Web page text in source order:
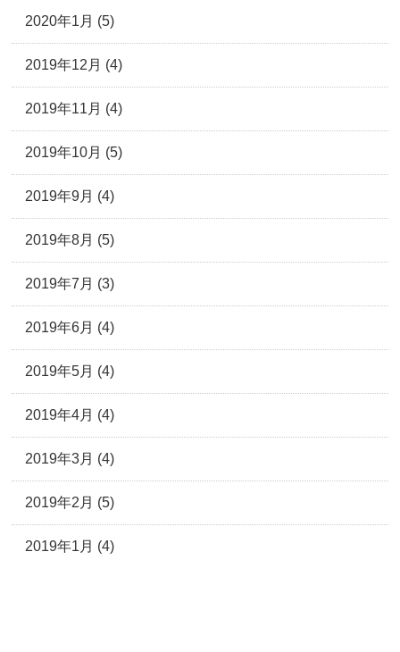
2020年1月 (5)
2019年12月 (4)
2019年11月 (4)
2019年10月 (5)
2019年9月 (4)
2019年8月 (5)
2019年7月 (3)
2019年6月 (4)
2019年5月 (4)
2019年4月 (4)
2019年3月 (4)
2019年2月 (5)
2019年1月 (4)